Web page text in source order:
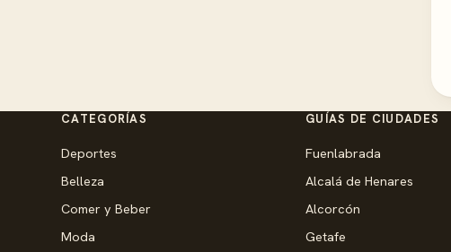
CATEGORÍAS
Deportes
Belleza
Comer y Beber
Moda
GUÍAS DE CIUDADES
Fuenlabrada
Alcalá de Henares
Alcorcón
Getafe